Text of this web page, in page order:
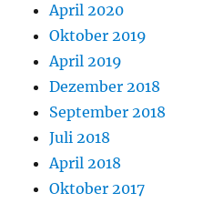
April 2020
Oktober 2019
April 2019
Dezember 2018
September 2018
Juli 2018
April 2018
Oktober 2017